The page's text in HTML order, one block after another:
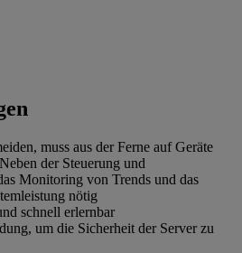
muss aus der Ferne auf Geräte
der Steuerung und
Monitoring von Trends und das
nötig
schnell erlernbar
um die Sicherheit der Server zu